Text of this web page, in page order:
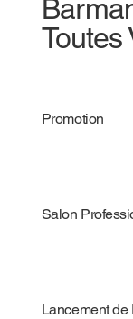
Toutes
Promotion
Salon
Lancement de